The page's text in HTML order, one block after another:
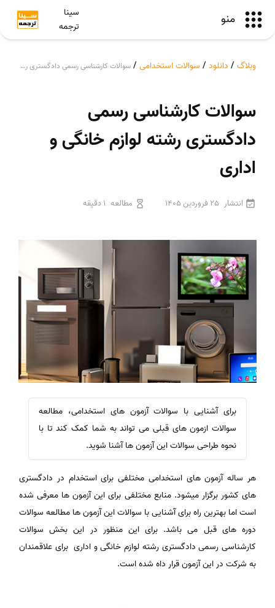
منو
سینا
ترجمه
وبلاگ / دانلود / سوالات استخدامی / سوالات کارشناسی رسمی دادگستری رشته لوازم خانگی و اداری
سوالات کارشناسی رسمی
دادگستری رشته لوازم خانگی و
اداری
انتشار 25 فروردین 1405 مطالعه 1 دقیقه
برای آشنایی با سوالات آزمون های استخدامی، مطالعه
سوالات ازمون های قبلی می تواند به شما کمک کند تا با
نحوه طراحی سوالات این آزمون ها آشنا شوید.
هر ساله آزمون های استخدامی مختلفی برای استخدام در دادگستری
های کشور برگزار میشود. منابع مختلفی برای این آزمون ها معرفی شده
است اما بهترین راه برای آشنایی با سوالات این آزمون ها مطالعه سوالات
دوره های قبل می باشد. برای این منظور در این بخش سوالات
کارشناسی رسمی دادگستری رشته لوازم خانگی و اداری برای علاقمندان
به شرکت در این آزمون قرار داه شده است.